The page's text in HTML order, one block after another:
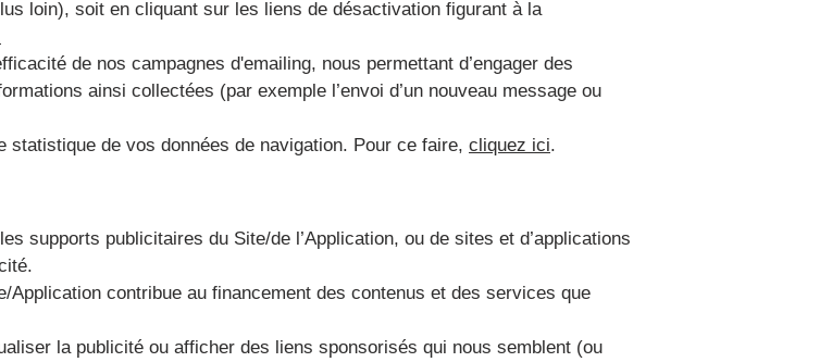
loin), soit en cliquant sur les liens de désactivation figurant à la
de nos campagnes d'emailing, nous permettant d’engager des
ainsi collectées (par exemple l’envoi d’un nouveau message ou
de vos données de navigation. Pour ce faire, cliquez ici.
supports publicitaires du Site/de l’Application, ou de sites et d’applications
Application contribue au financement des contenus et des services que
la publicité ou afficher des liens sponsorisés qui nous semblent (ou